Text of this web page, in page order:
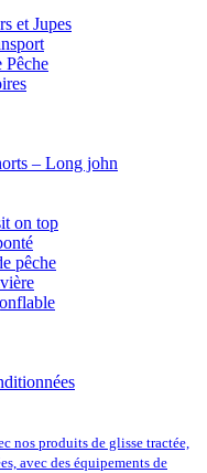
et Jupes
Pêche
– Long john
on top
pêche
nos produits de glisse tractée,
avec des équipements de